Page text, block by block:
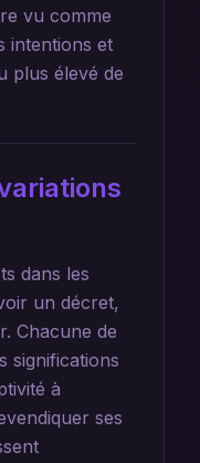
vu comme
intentions et
plus élevé de
dans les
un décret,
Chacune de
significations
à
ses